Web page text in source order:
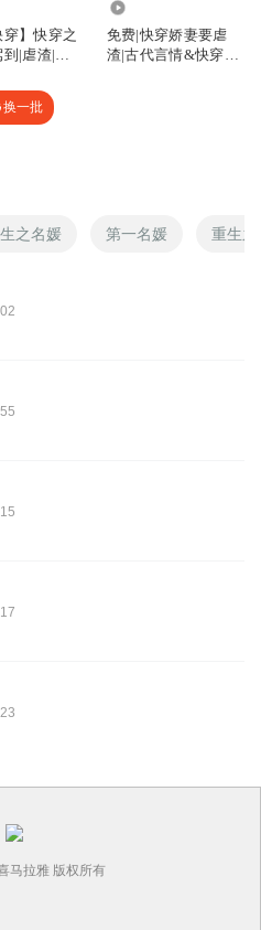
穿】快穿之
|虐渣|反
免费|快穿娇妻要虐
渣|古代言情&快穿&
换一批
之名媛 第一名媛 重生
马拉雅 版权所有